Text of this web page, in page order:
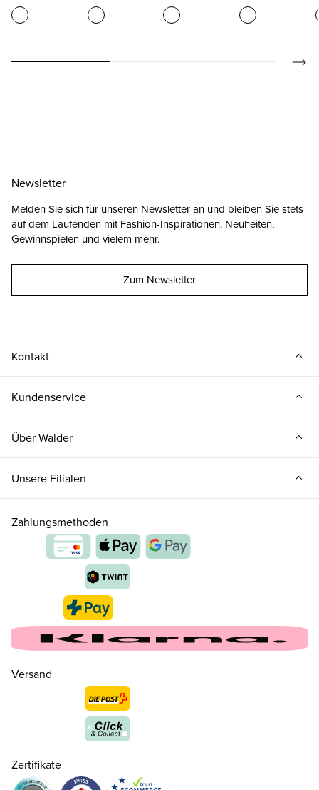
Kontakt
Kundenservice
Über Walder
Unsere Filialen
Newsletter
Melden Sie sich für unseren Newsletter an und bleiben Sie stets
auf dem Laufenden mit Fashion-Inspirationen, Neuheiten,
Gewinnspielen und vielem mehr.
Zum Newsletter
Zahlungsmethoden
Versand
Zertifikate